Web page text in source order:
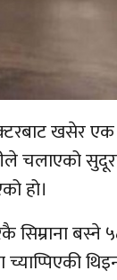
खसेर
चलाएको
हो।
बस्ने